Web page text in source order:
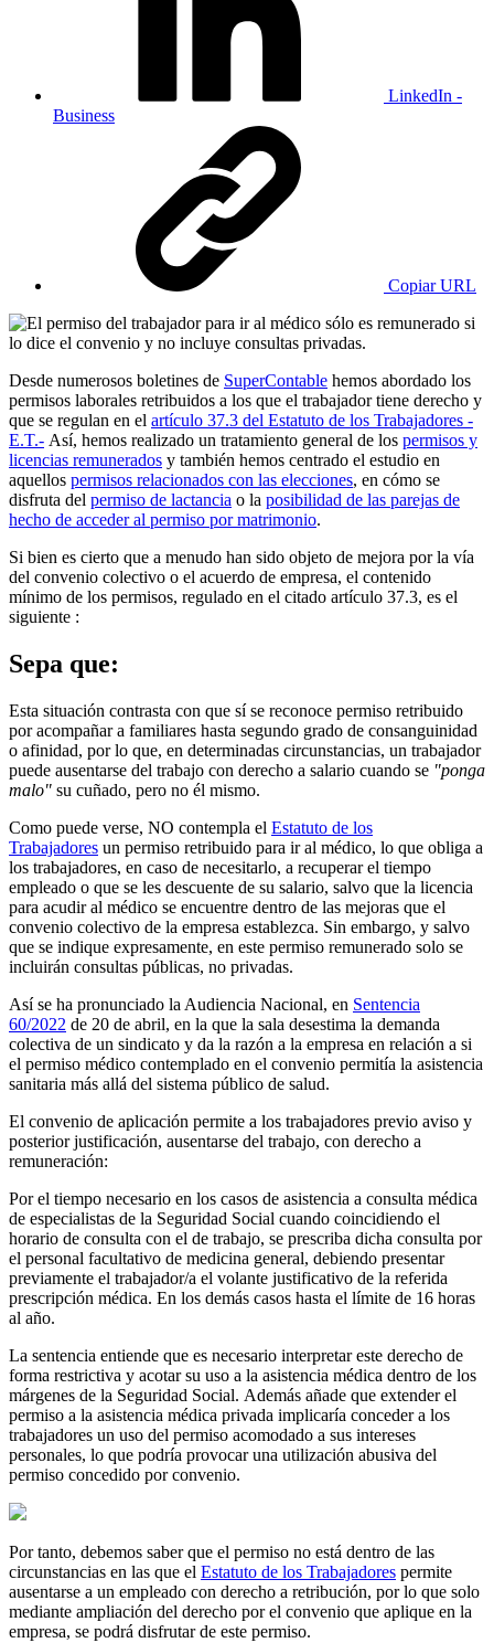
LinkedIn -
Business
Copiar URL
Desde numerosos boletines de SuperContable hemos abordado los
permisos laborales retribuidos a los que el trabajador tiene derecho y
que se regulan en el artículo 37.3 del Estatuto de los Trabajadores -
E.T.- Así, hemos realizado un tratamiento general de los permisos y
licencias remunerados y también hemos centrado el estudio en
aquellos permisos relacionados con las elecciones, en cómo se
disfruta del permiso de lactancia o la posibilidad de las parejas de
hecho de acceder al permiso por matrimonio.
Si bien es cierto que a menudo han sido objeto de mejora por la vía
del convenio colectivo o el acuerdo de empresa, el contenido
mínimo de los permisos, regulado en el citado artículo 37.3, es el
siguiente :
Sepa que:
Esta situación contrasta con que sí se reconoce permiso retribuido
por acompañar a familiares hasta segundo grado de consanguinidad
o afinidad, por lo que, en determinadas circunstancias, un trabajador
puede ausentarse del trabajo con derecho a salario cuando se "ponga
malo" su cuñado, pero no él mismo.
Como puede verse, NO contempla el Estatuto de los
Trabajadores un permiso retribuido para ir al médico, lo que obliga a
los trabajadores, en caso de necesitarlo, a recuperar el tiempo
empleado o que se les descuente de su salario, salvo que la licencia
para acudir al médico se encuentre dentro de las mejoras que el
convenio colectivo de la empresa establezca. Sin embargo, y salvo
que se indique expresamente, en este permiso remunerado solo se
incluirán consultas públicas, no privadas.
Así se ha pronunciado la Audiencia Nacional, en Sentencia
60/2022 de 20 de abril, en la que la sala desestima la demanda
colectiva de un sindicato y da la razón a la empresa en relación a si
el permiso médico contemplado en el convenio permitía la asistencia
sanitaria más allá del sistema público de salud.
El convenio de aplicación permite a los trabajadores previo aviso y
posterior justificación, ausentarse del trabajo, con derecho a
remuneración:
Por el tiempo necesario en los casos de asistencia a consulta médica
de especialistas de la Seguridad Social cuando coincidiendo el
horario de consulta con el de trabajo, se prescriba dicha consulta por
el personal facultativo de medicina general, debiendo presentar
previamente el trabajador/a el volante justificativo de la referida
prescripción médica. En los demás casos hasta el límite de 16 horas
al año.
La sentencia entiende que es necesario interpretar este derecho de
forma restrictiva y acotar su uso a la asistencia médica dentro de los
márgenes de la Seguridad Social. Además añade que extender el
permiso a la asistencia médica privada implicaría conceder a los
trabajadores un uso del permiso acomodado a sus intereses
personales, lo que podría provocar una utilización abusiva del
permiso concedido por convenio.
Por tanto, debemos saber que el permiso no está dentro de las
circunstancias en las que el Estatuto de los Trabajadores permite
ausentarse a un empleado con derecho a retribución, por lo que solo
mediante ampliación del derecho por el convenio que aplique en la
empresa, se podrá disfrutar de este permiso.